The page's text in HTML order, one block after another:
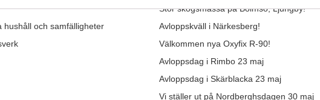
hushåll och samfälligheter
Stor skogsmässa på Bolmsö, Ljungby!
Avloppskväll i Närkesberg!
Välkommen nya Oxyfix R-90!
Avloppsdag i Rimbo 23 maj
Avloppsdag i Skärblacka 23 maj
Vi ställer ut på Nordberghsdagen 30 maj